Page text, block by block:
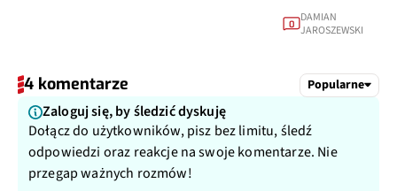
0
DAMIAN
JAROSZEWSKI
4 komentarze Popularne
Zaloguj się, by śledzić dyskuję
Dołącz do użytkowników, pisz bez limitu, śledź
odpowiedzi oraz reakcje na swoje komentarze. Nie
przegap ważnych rozmów!